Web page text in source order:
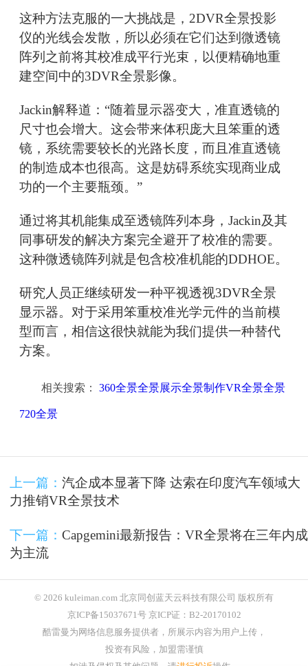
这种方法克服的一大挑战是，2DVR全景投影
仪的光线会发散，所以必须在它们达到微透镜
阵列之前将其校准成平行光束，以便精确地重
建空间中的3DVR全景影像。
Jackin解释道：“随着显示器变大，准直透镜的
尺寸也会增大。这会带来体积庞大且笨重的透
镜，系统需要较长的光路长度，而且准直透镜
的制造成本也很高。这是妨碍系统实现商业成
功的一个主要瓶颈。”
通过将其机能集成至透镜阵列本身，Jackin及其
同事研发的解决方案完全避开了校准的需要。
这种微透镜阵列就是包含校准机能的DDHOE。
研究人员正继续研发一种平视透视3DVR全景
显示器。对于采用笨重校准光学元件的当前模
型而言，相信这很快就能为我们提供一种替代
方案。
相关搜索： 360全景全景展示全景制作VR全景全景
720全景
上一篇： 汽企成本显著下降 达索在印度汽车领域大
力推销VR全景技术
下一篇： Capgemini最新报告：VR全景将在三年内成
为主流
© 2026 kuleiman.com 北京同创蓝天云科技有限公司 版权所有
京ICP备15037671号 京ICP证：B2-20170102
酷雷曼为网络信息服务提供者，所展示内容为用户上传，
投资有风险，加盟需谨慎